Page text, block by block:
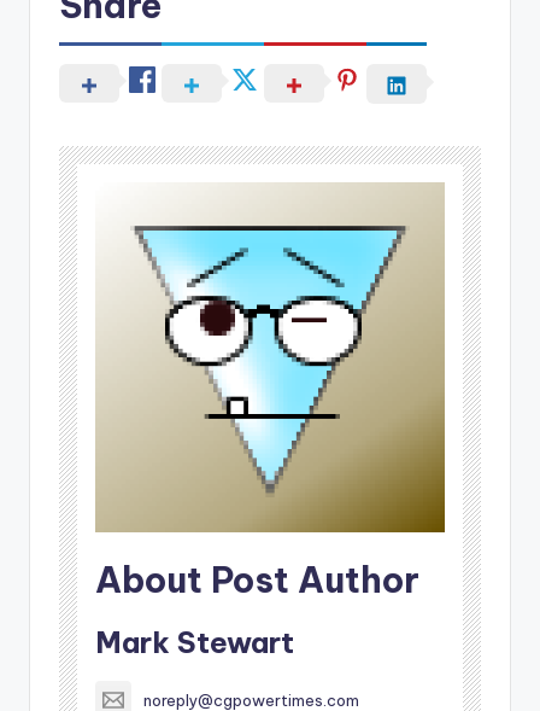
About Post Author
Mark Stewart
noreply@cgpowertimes.com